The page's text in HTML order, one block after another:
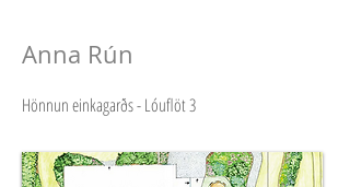
Anna Rún
Hönnun einkagarðs - Lóuflöt 3